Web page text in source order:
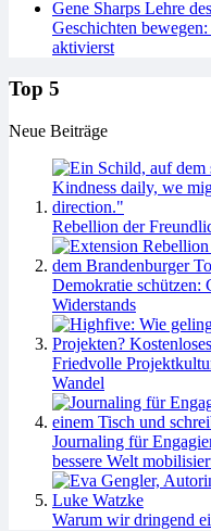
Gene Sharps Lehre
Geschichten
aktivierst
Top 5
Neue Beiträge
Rebellion der
Demokratie schützen:
Widerstands
Friedvolle
Wandel
Journaling für
bessere Welt
Warum wir dringend